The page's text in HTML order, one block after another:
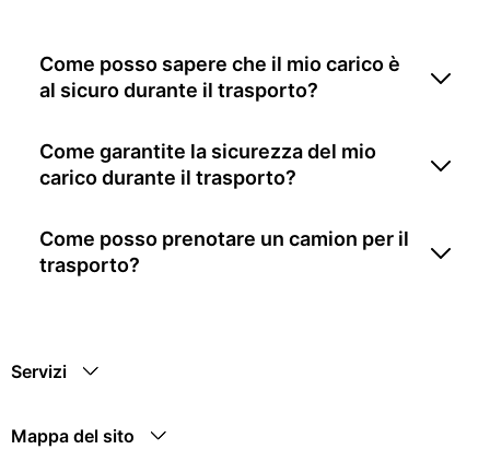
Come posso sapere che il mio carico è
al sicuro durante il trasporto?
Come garantite la sicurezza del mio
carico durante il trasporto?
Come posso prenotare un camion per il
trasporto?
Servizi
Mappa del sito